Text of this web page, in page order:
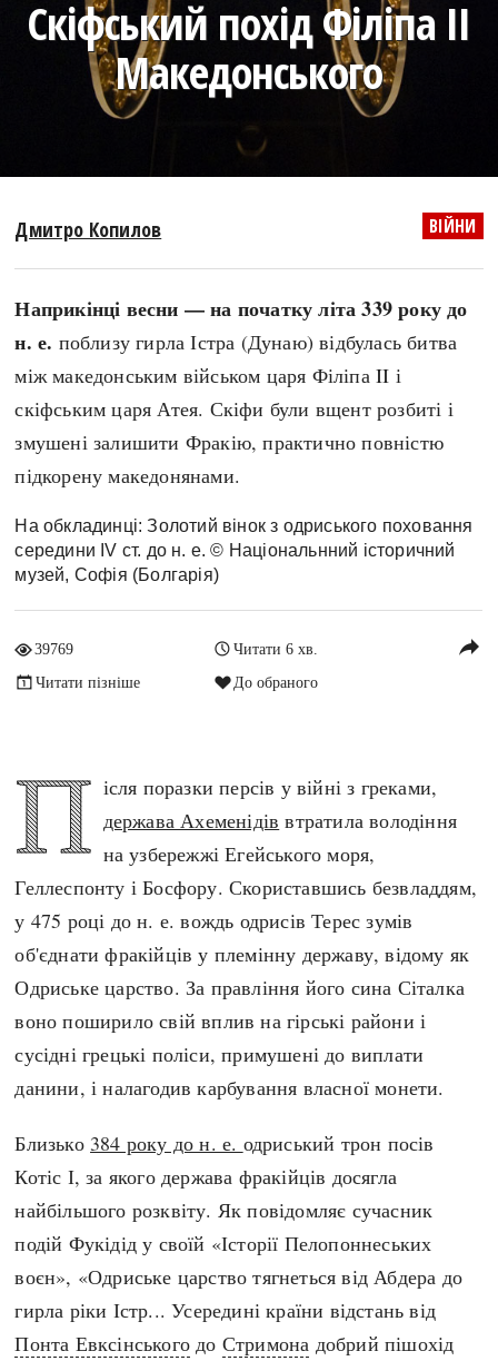
СЬОГОДНІ
ПРАВИЛА ЖИТТЯ
ПОДКАСТИ
КАРТИ
НОТА БЕНЕ
ПРЯМА МОВА
МОЯ ІСТОРІЯ
Авіація і космонавтика
Архітектура і будівництво
Битви і війни
Культура і мистецтво
Людина і суспільство
Подорожі і відкриття
Політика
Релігія
Розваги і дозвілля
Спорт
Чудеса світу
Козацька доба
Українська революція
ЗНО
Азія
А(нта)рктика
Африка
Європа
Темні віки
Високе Середньовіччя
Пізнє Середньовіччя
Нова історія
Новітня історія
Наш час
Індекси
Нові статті
Визначальні події
#Хештеги
Автори
done
Скіфський похід Філіпа ІІ
Македонського
ВІЙНИ
Дмитро Копилов
Наприкінці весни — на початку літа 339 року до
н. е. поблизу гирла Істра (Дунаю) відбулась битва
між македонським військом царя Філіпа II і
скіфським царя Атея. Скіфи були вщент розбиті і
змушені залишити Фракію, практично повністю
підкорену македонянами.
На обкладинці: Золотий вінок з одриського поховання
середини IV ст. до н. е. © Національнний історичний
музей, Софія (Болгарія)
39769
Читати 6 хв.
Читати пізніше
До обраного
reply
П ісля поразки персів у війні з греками,
держава Ахеменідів втратила володіння
на узбережжі Егейського моря,
Геллеспонту і Босфору. Скориставшись безвладдям,
у 475 році до н. е. вождь одрисів Терес зумів
об'єднати фракійців у племінну державу, відому як
Одриське царство. За правління його сина Сіталка
воно поширило свій вплив на гірські райони і
сусідні грецькі поліси, примушені до виплати
данини, і налагодив карбування власної монети.
Близько 384 року до н. е. одриський трон посів
Котіс І, за якого держава фракійців досягла
найбільшого розквіту. Як повідомляє сучасник
подій Фукідід у своїй «Історії Пелопоннеських
воєн», «Одриське царство тягнеться від Абдера до
гирла ріки Істр... Усередині країни відстань від
Понта Евксінського до Стримона добрий пішохід